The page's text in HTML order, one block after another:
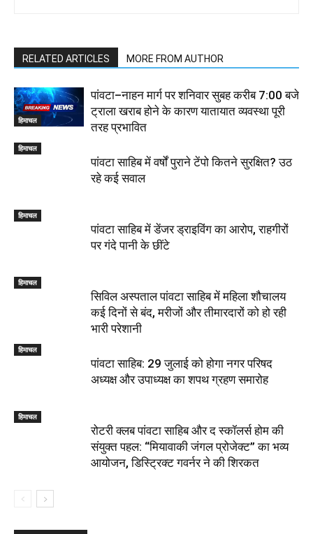
RELATED ARTICLES MORE FROM AUTHOR
हिमाचल
पांवटा–नाहन मार्ग पर शनिवार सुबह करीब 7:00 बजे
ट्राला खराब होने के कारण यातायात व्यवस्था पूरी
तरह प्रभावित
हिमाचल
पांवटा साहिब में वर्षों पुराने टेंपो कितने सुरक्षित? उठ
रहे कई सवाल
हिमाचल
पांवटा साहिब में डेंजर ड्राइविंग का आरोप, राहगीरों
पर गंदे पानी के छींटे
हिमाचल
सिविल अस्पताल पांवटा साहिब में महिला शौचालय
कई दिनों से बंद, मरीजों और तीमारदारों को हो रही
भारी परेशानी
हिमाचल
पांवटा साहिब: 29 जुलाई को होगा नगर परिषद
अध्यक्ष और उपाध्यक्ष का शपथ ग्रहण समारोह
हिमाचल
​रोटरी क्लब पांवटा साहिब और द स्कॉलर्स होम की
संयुक्त पहल: “मियावाकी जंगल प्रोजेक्ट” का भव्य
आयोजन, डिस्ट्रिक्ट गवर्नर ने की शिरकत